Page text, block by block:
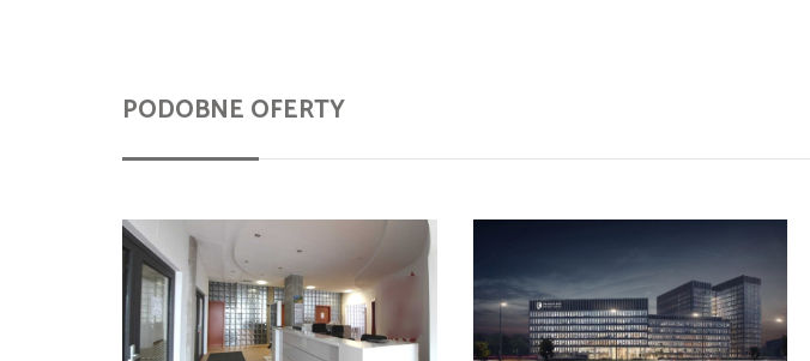
PODOBNE OFERTY